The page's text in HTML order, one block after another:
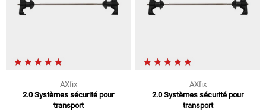
AXfix
2.0 Systèmes sécurité pour
transport
AXfix
2.0 Systèmes sécurité pour
transport